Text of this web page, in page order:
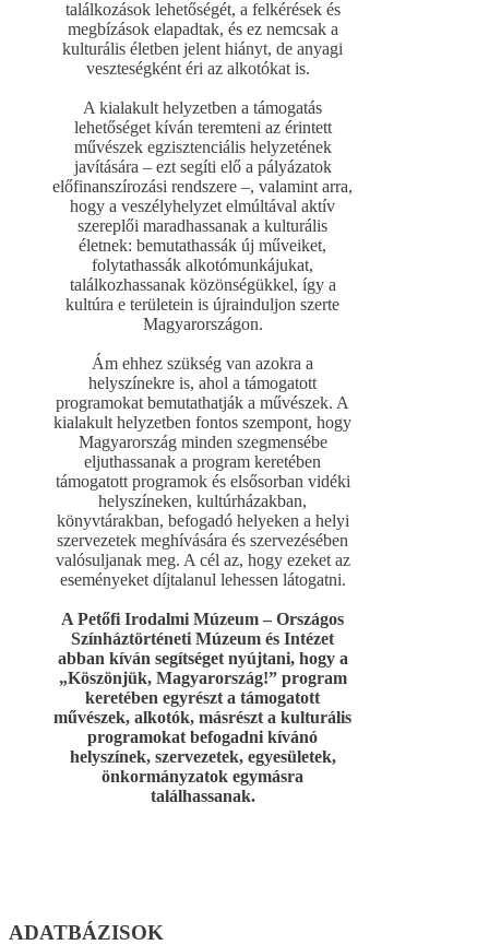
találkozások lehetőségét, a felkérések és
megbízások elapadtak, és ez nemcsak a
kulturális életben jelent hiányt, de anyagi
veszteségként éri az alkotókat is.
A kialakult helyzetben a támogatás
lehetőséget kíván teremteni az érintett
művészek egzisztenciális helyzetének
javítására – ezt segíti elő a pályázatok
előfinanszírozási rendszere –, valamint arra,
hogy a veszélyhelyzet elmúltával aktív
szereplői maradhassanak a kulturális
életnek: bemutathassák új műveiket,
folytathassák alkotómunkájukat,
találkozhassanak közönségükkel, így a
kultúra e területein is újrainduljon szerte
Magyarországon.
Ám ehhez szükség van azokra a
helyszínekre is, ahol a támogatott
programokat bemutathatják a művészek. A
kialakult helyzetben fontos szempont, hogy
Magyarország minden szegmensébe
eljuthassanak a program keretében
támogatott programok és elsősorban vidéki
helyszíneken, kultúrházakban,
könyvtárakban, befogadó helyeken a helyi
szervezetek meghívására és szervezésében
valósuljanak meg. A cél az, hogy ezeket az
eseményeket díjtalanul lehessen látogatni.
A Petőfi Irodalmi Múzeum – Országos
Színháztörténeti Múzeum és Intézet
abban kíván segítséget nyújtani, hogy a
„Köszönjük, Magyarország!” program
keretében egyrészt a támogatott
művészek, alkotók, másrészt a kulturális
programokat befogadni kívánó
helyszínek, szervezetek, egyesületek,
önkormányzatok egymásra
találhassanak.
ADATBÁZISOK